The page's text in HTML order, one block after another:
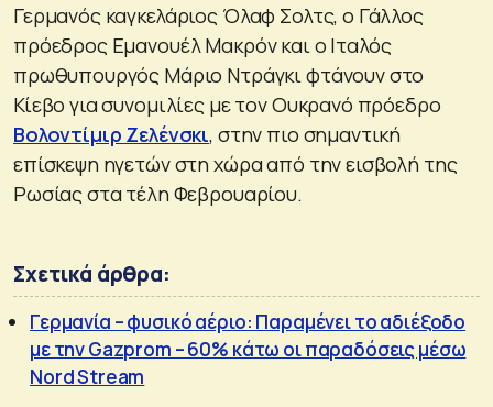
Γερμανός καγκελάριος Όλαφ Σολτς, ο Γάλλος
πρόεδρος Εμανουέλ Μακρόν και ο Ιταλός
πρωθυπουργός Μάριο Ντράγκι φτάνουν στο
Κίεβο για συνομιλίες με τον Ουκρανό πρόεδρο
Βολοντίμιρ Ζελένσκι, στην πιο σημαντική
επίσκεψη ηγετών στη χώρα από την εισβολή της
Ρωσίας στα τέλη Φεβρουαρίου.
Σχετικά άρθρα:
Γερμανία – φυσικό αέριο: Παραμένει το αδιέξοδο
με την Gazprom – 60% κάτω οι παραδόσεις μέσω
Nord Stream